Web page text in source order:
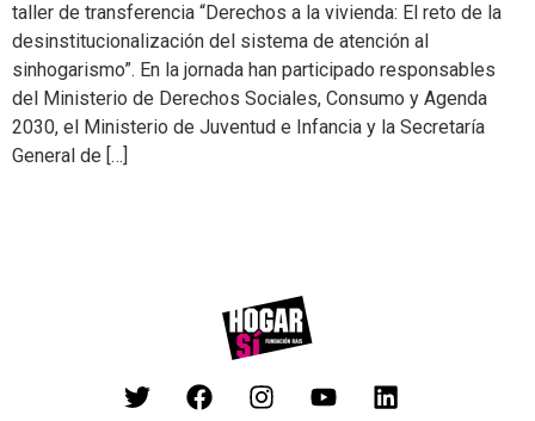
taller de transferencia “Derechos a la vivienda: El reto de la
desinstitucionalización del sistema de atención al
sinhogarismo”. En la jornada han participado responsables
del Ministerio de Derechos Sociales, Consumo y Agenda
2030, el Ministerio de Juventud e Infancia y la Secretaría
General de […]